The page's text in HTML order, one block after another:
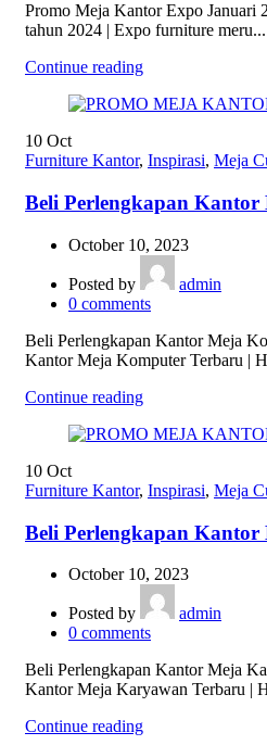
Promo Meja Kantor Expo Januari
tahun 2024 | Expo furniture meru...
Continue reading
10 Oct
Furniture Kantor, Inspirasi, Meja
Beli Perlengkapan
October 10, 2023
Posted by
admin
0 comments
Beli Perlengkapan Kantor Meja
Kantor Meja Komputer Terbaru |
Continue reading
10 Oct
Furniture Kantor, Inspirasi, Meja
Beli Perlengkapan
October 10, 2023
Posted by
admin
0 comments
Beli Perlengkapan Kantor Meja
Kantor Meja Karyawan Terbaru |
Continue reading